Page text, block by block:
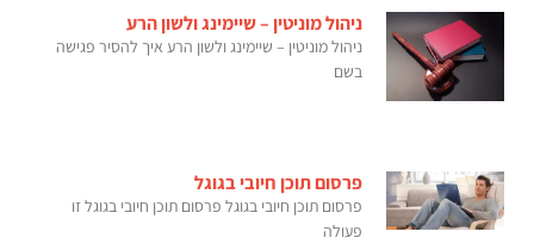
ניהול מוניטין – שיימינג ולשון הרע
ניהול מוניטין – שיימינג ולשון הרע איך להסיר פגישה
בשם
פרסום תוכן חיובי בגוגל
פרסום תוכן חיובי בגוגל פרסום תוכן חיובי בגוגל זו
פעולה